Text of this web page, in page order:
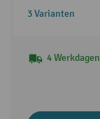
3 Varianten
4 Werkdagen